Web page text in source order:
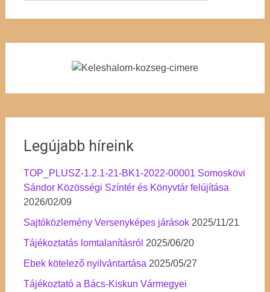
Legújabb híreink
TOP_PLUSZ-1.2.1-21-BK1-2022-00001 Somoskövi
Sándor Közösségi Színtér és Könyvtár felújítása
2026/02/09
Sajtóközlemény Versenyképes járások 2025/11/21
Tájékoztatás lomtalanításról 2025/06/20
Ebek kötelező nyilvántartása 2025/05/27
Tájékoztató a Bács-Kiskun Vármegyei